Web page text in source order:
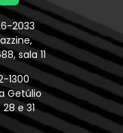
2033
sala 11
1300
Getúlio
e 31